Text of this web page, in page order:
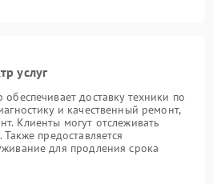
услуг
доставку техники по
и качественный ремонт,
Клиенты могут отслеживать
предоставляется
для продления срока